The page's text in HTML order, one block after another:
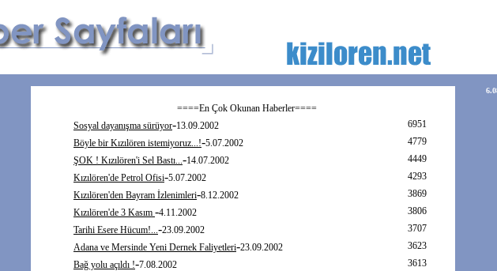
====En Çok Okunan Haberler====
Sosyal dayanışma sürüyor-13.09.2002
6951
Böyle bir Kızılören istemiyoruz...!-5.07.2002
4779
ŞOK ! Kızılören'i Sel Bastı...-14.07.2002
4449
Kızılören'de Petrol Ofisi-5.07.2002
4293
Kızılören'den Bayram İzlenimleri-8.12.2002
3869
Kızılören'de 3 Kasım -4.11.2002
3806
Tarihi Esere Hücum!...-23.09.2002
3707
Adana ve Mersinde Yeni Dernek Faliyetleri-23.09.2002
3623
Bağ yolu açıldı !-7.08.2002
3613